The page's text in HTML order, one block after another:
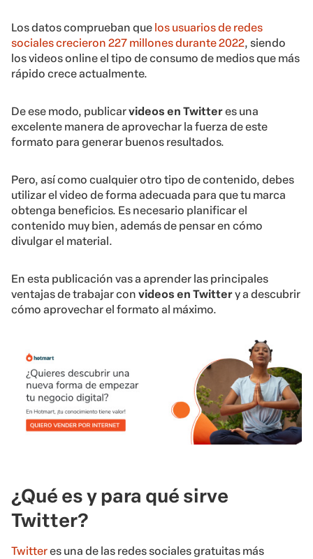
Los datos comprueban que los usuarios de redes
sociales crecieron 227 millones durante 2022, siendo
los videos online el tipo de consumo de medios que más
rápido crece actualmente.
De ese modo, publicarvideos en Twitteres una
excelente manera de aprovechar la fuerza de este
formato para generar buenos resultados.
Pero, así como cualquier otro tipo de contenido, debes
utilizar el video de forma adecuada para que tu marca
obtenga beneficios. Es necesario planificar el
contenido muy bien, además de pensar en cómo
divulgar el material.
En esta publicación vas a aprender las principales
ventajas de trabajar con videos en Twittery a descubrir
cómo aprovechar el formato al máximo.
¿Qué es y para qué sirve
Twitter?
Twitteres una de las redes sociales gratuitas más